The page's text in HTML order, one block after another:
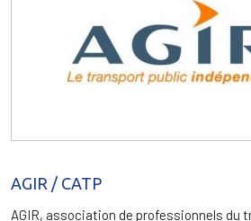
AGIR / CATP
AGIR, association de professionnels du